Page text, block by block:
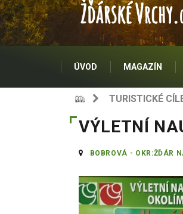
ÚVOD MAGAZÍN
TURISTICKÉ
VÝLETNÍ
BOBROVÁ - OKR:ŽĎÁR